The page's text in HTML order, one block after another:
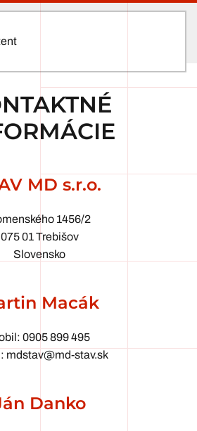
MD s.r.o.
1456/2
075 01 Trebišov
Slovensko
Macák
0905 899 495
mdstav@md-stav.sk
Danko